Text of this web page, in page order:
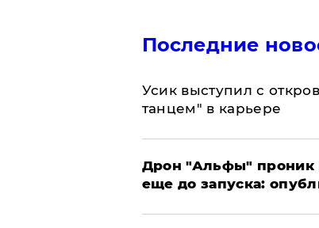
Последние
Усик выступил с
танцем" в карьере
Дрон "Альфы" проник
еще до запуска: